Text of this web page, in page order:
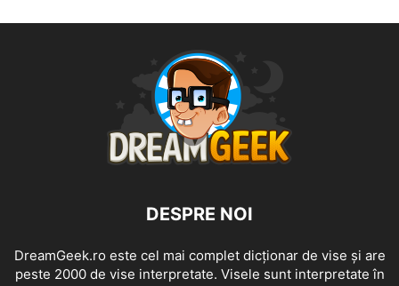
DESPRE NOI
DreamGeek.ro este cel mai complet dicționar de vise și are
peste 2000 de vise interpretate. Visele sunt interpretate în